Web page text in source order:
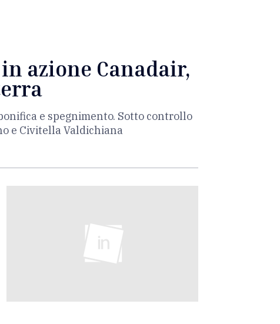
azione Canadair,
e spegnimento. Sotto controllo
e Civitella Valdichiana